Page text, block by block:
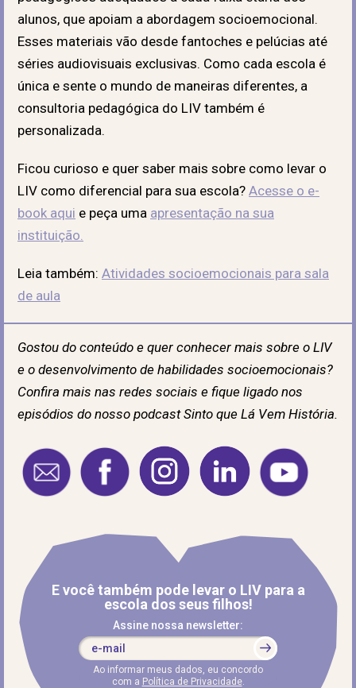
alunos, que apoiam a abordagem socioemocional.
Esses materiais vão desde fantoches e pelúcias até
séries audiovisuais exclusivas. Como cada escola é
única e sente o mundo de maneiras diferentes, a
consultoria pedagógica do LIV também é
personalizada.
Ficou curioso e quer saber mais sobre como levar o
LIV como diferencial para sua escola? Acesse o e-
book aqui e peça uma apresentação na sua
instituição.
Leia também: Atividades socioemocionais para sala
de aula
Gostou do conteúdo e quer conhecer mais sobre o LIV
e o desenvolvimento de habilidades socioemocionais?
Confira mais nas redes sociais e fique ligado nos
episódios do nosso podcast Sinto que Lá Vem História.
E você também pode levar o LIV para a
escola dos seus filhos!
Assine nossa newsletter:
Ao informar meus dados, eu concordo
com a Política de Privacidade.